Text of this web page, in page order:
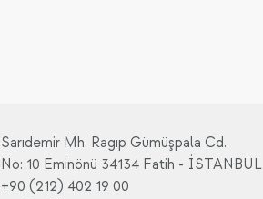
Sarıdemir Mh. Ragıp Gümüşpala Cd.
No: 10 Eminönü 34134 Fatih - İSTANBUL
+90 (212) 402 19 00